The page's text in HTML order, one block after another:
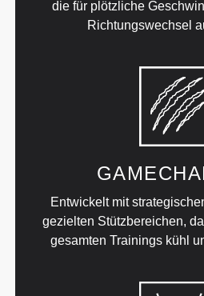
die für plötzliche
Richtungswechsel
Entwickelt mit
gezielten Stützbereichen,
gesamten Trainings kühl